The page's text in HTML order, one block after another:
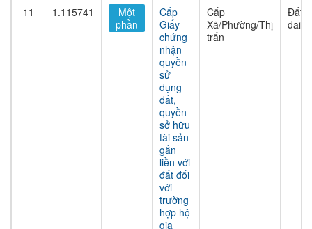
11 1.115741
Một
phần
Cấp
Giấy
chứng
nhận
quyền
sử
dụng
đất,
quyền
sở hữu
tài sản
gắn
liền với
đất đối
với
trường
hợp hộ
gia
Cấp
Xã/Phường/Thị
trấn
Đất
đai